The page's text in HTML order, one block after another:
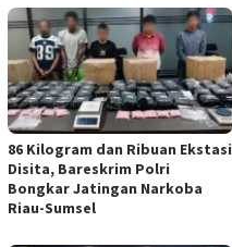
86 Kilogram dan Ribuan Ekstasi
Disita, Bareskrim Polri
Bongkar Jatingan Narkoba
Riau-Sumsel